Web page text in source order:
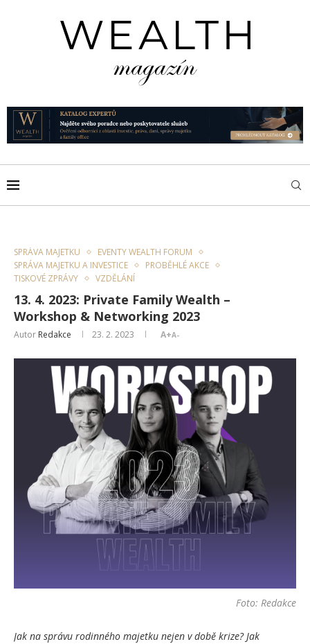
SPRÁVA MAJETKU
EVENTY WEALTH FORUM
SPRÁVA MAJETKU A INVESTICE
PROBĚHLÉ AKCE
TISKOVÉ ZPRÁVY
VZDĚLÁNÍ
13. 4. 2023: Private Family Wealth –
Workshop & Networking 2023
Autor Redakce 23. 2. 2023 A+A-
Foto: Redakce
Jak na správu rodinného majetku nejen v době krize? Jak